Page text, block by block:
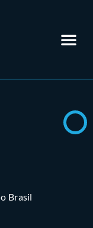
Brasil